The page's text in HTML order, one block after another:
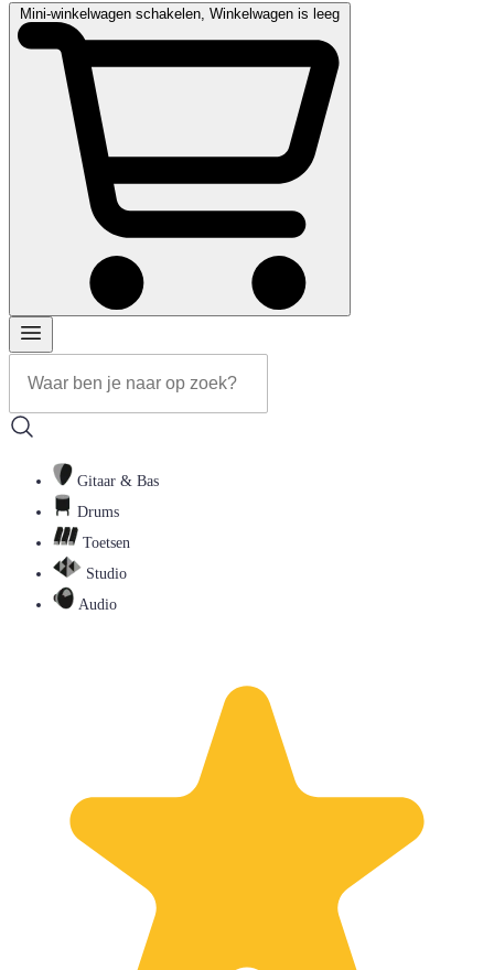
Mini-winkelwagen schakelen, Winkelwagen is leeg
Gitaar & Bas
Drums
Toetsen
Studio
Audio